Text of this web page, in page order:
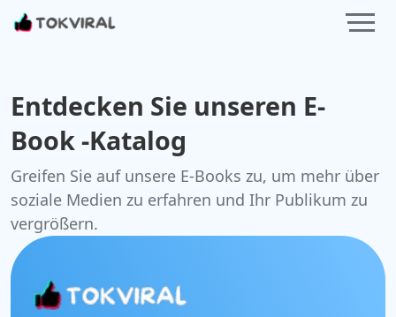
Entdecken Sie unseren E-
Book-Katalog
Greifen Sie auf unsere E-Books zu, um mehr über
soziale Medien zu erfahren und Ihr Publikum zu
vergrößern.